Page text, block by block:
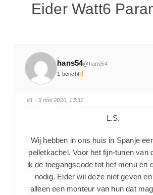
Eider Watt6
hans54@hans54
1 bericht
#1 · 5 mei 2020, 13:31
L.S.
Wij hebben in ons huis in Spanje
pelletkachel. Voor het fijn-tunen van
ik de toegangscode tot het menu en
nodig. Eider wil deze niet geven
alleen een monteur van hun dat